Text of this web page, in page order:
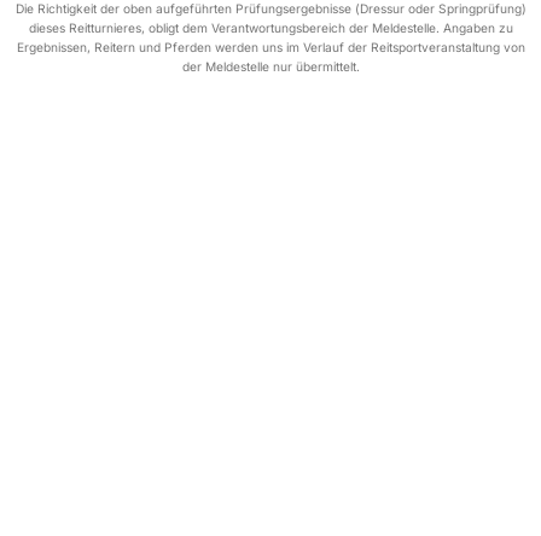
Die Richtigkeit der oben aufgeführten Prüfungsergebnisse (Dressur oder Springprüfung)
dieses Reitturnieres, obligt dem Verantwortungsbereich der Meldestelle. Angaben zu
Ergebnissen, Reitern und Pferden werden uns im Verlauf der Reitsportveranstaltung von
der Meldestelle nur übermittelt.